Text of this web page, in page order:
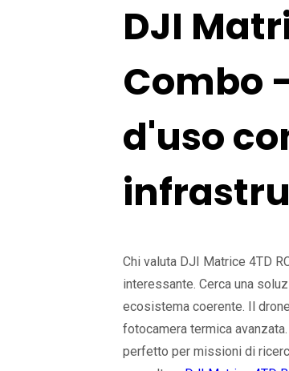
DJI
Combo
d'uso
Chi valuta DJI Matrice 4TD
interessante. Cerca una
ecosistema coerente. Il
fotocamera termica
perfetto per missioni di